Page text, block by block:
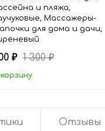
и пляжа,
Массажеры-
для дома и дачи,
₽ 1 300₽
Отзывы